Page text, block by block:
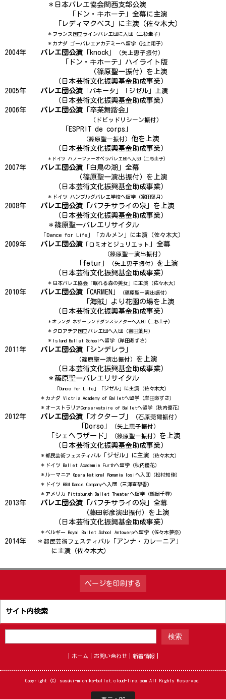
＊日本バレエ協会関西支部公演
「ドン・キホーテ」全幕に主演
「レディマクベス」に主演（佐々木大）
＊フランス国立ラインバレエ団に入団（二杉圭子）
＊カナダ ゴーバレエアカデミーへ留学（池上翔子）
2004年 バレエ団公演 「knock」 （矢上恵子振付）
「ドン・キホーテ」ハイライト版
（篠原聖一振付）を上演
（日本芸術文化振興基金助成事業）
2005年 バレエ団公演 「パキータ」「ジゼル」上演
（日本芸術文化振興基金助成事業）
2006年 バレエ団公演 「卒業舞踏会」
（ドビッドリシーン振付）
「ESPRIT de corps」
（篠原聖一振付） 他を上演
（日本芸術文化振興基金助成事業）
＊ドイツ ハノーファーオペラバレエ団へ入団（二杉圭子）
2007年 バレエ団公演 「白鳥の湖」全幕
（篠原聖一演出振付）を上演
（日本芸術文化振興基金助成事業）
＊ドイツ ハンブルグバレエ学校へ留学（富田葉月）
2008年 バレエ団公演 「バフチサライの泉」を上演
（日本芸術文化振興基金助成事業）
＊篠原聖一バレエリサイタル
「Dance for Life」「カルメン」に主演（佐々木大）
2009年 バレエ団公演 「ロミオとジュリエット 」全幕
（篠原聖一演出振付）
「fetur」 （矢上恵子振付） を上演
（日本芸術文化振興基金助成事業）
＊日本バレエ協会「眠れる森の美女」に主演（佐々木大）
2010年 バレエ団公演 「CARMEN」 （篠原聖一演出振付）
「海賊」より花園の場を上演
（日本芸術文化振興基金助成事業）
＊オランダ ネザーランドダンスシアターへ入団（二杉圭子）
＊クロアチア国立バレエ団へ入団（富田葉月）
＊Island Ballet Schoolへ留学（岸田あずさ）
2011年 バレエ団公演 「シンデレラ」
（篠原聖一演出振付） を上演
（日本芸術文化振興基金助成事業）
＊篠原聖一バレエリサイタル
「Dance for Life」「ジゼル」に主演（佐々木大）
＊カナダ Victria Academy of Balletへ留学（岸田あずさ）
＊オーストラリアConservatoire of Balletへ留学（秋内優花）
2012年 バレエ団公演 「オクターブ」 （石原莞爾振付）
「Dorso」 （矢上恵子振付）
「シェヘラザード」 （篠原聖一振付） を上演
（日本芸術文化振興基金助成事業）
＊都民芸術フェスティバル 「ジゼル」に主演 （佐々木大）
＊ドイツ Ballet Academie Furthへ留学（秋内優花）
＊ルーマニア Opera National Romania Iosiへ入団（松村知佳）
＊ドイツ B&M Dance Companyへ入団（三澤喜梨香）
＊アメリカ Pittsburgh Ballet Theaterへ留学（鶴岡千尋）
2013年 バレエ団公演 「バフチサライの泉」全幕
（藤田彰彦演出振付） を上演
（日本芸術文化振興基金助成事業）
＊ベルギー Royal Ballet School Antowerpへ留学（佐々木夢奈）
2014年 ＊ 都民芸術フェスティバル 「アンナ・カレーニア」
に主演（佐々木大）
ページを印刷する
サイト内検索
ホーム お問い合わせ 新着情報
Copyright (C) sasaki-michiko-ballet.cloud-line.com All Rights Reserved.